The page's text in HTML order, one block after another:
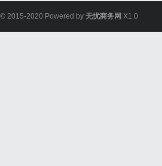
© 2015-2020 Powered by 无忧商务网 X1.0